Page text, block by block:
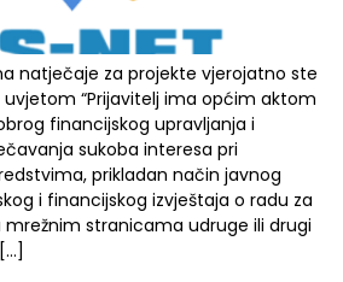
natječaje za projekte vjerojatno ste
uvjetom “Prijavitelj ima općim aktom
financijskog upravljanja i
sukoba interesa pri
prikladan način javnog
i financijskog izvještaja o radu za
stranicama udruge ili drugi